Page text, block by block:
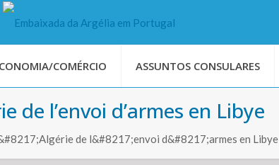
COMÉRCIO ASSUNTOS CONSULARES
de l’envoi d’armes en Libye
de l&#8217;envoi d&#8217;armes en Libye